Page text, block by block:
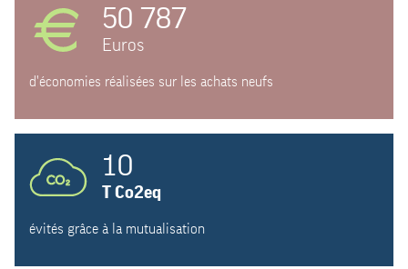
50 787
Euros
d'économies réalisées sur les achats neufs
10
T Co2eq
évités grâce à la mutualisation